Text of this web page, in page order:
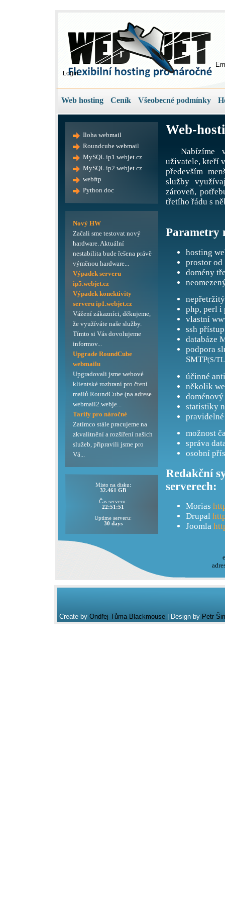
Login
Web hosting Ceník Všeobecné podmínky
Web-
Nabízíme
uživatele, kteří
především
služby
zároveň,
třetího řádu s
Parametry
hosting
prostor od
domény
php, perl i
vlastní
ssh přístup
databáze
podpora
SMTP(S/
účinné
několik
doménový
statistiky
možnost
správa
osobní
Redakční
serverech:
Morias
Drupal
Joomla
Iloha webmail
Roundcube webmail
MySQL ip1.webjet.cz
MySQL ip2.webjet.cz
webftp
Python doc
Nový HW
Začali sme testovat nový
hardware. Aktuální
nestabilita bude řešena právě
výměnou hardware...
Výpadek serveru
ip5.webjet.cz
Výpadek konektivity
serveru ip1.webjet.cz
Vážení zákazníci, děkujeme,
že využíváte naše služby.
Tímto si Vás dovolujeme
informov...
Upgrade RoundCube
webmailu
Upgradovali jsme webové
klientské rozhraní pro čtení
mailů RoundCube (na adrese
webmail2.webje...
Tarify pro náročné
Zatímco stále pracujeme na
zkvalitnění a rozšíření našich
služeb, připravili jsme pro
Vá...
Misto na disku:
32.461 GB
Čas serveru:
22:51:51
Uptime serveru:
30 days
Create by Ondřej Tůma Blackmouse| Design by Petr